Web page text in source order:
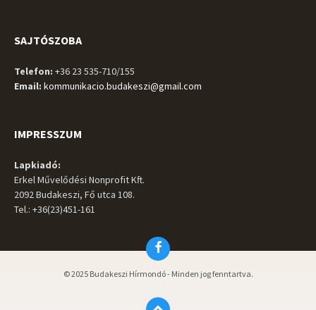
SAJTÓSZOBA
Telefon: +36 23 535-710/155
Email: kommunikacio.budakeszi@gmail.com
IMPRESSZUM
Lapkiadó:
Erkel Művelődési Nonprofit Kft.
2092 Budakeszi, Fő utca 108.
Tel.: +36(23)451-161
Facebook
© 2025 Budakeszi Hírmondó - Minden jog fenntartva.